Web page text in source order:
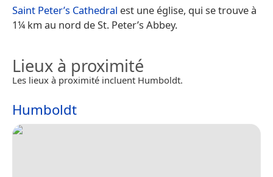
Saint Peter’s Cathedral est une église, qui se trouve à
1¼ km au nord de St. Peter’s Abbey.
Lieux à proximité
Les lieux à proximité incluent Humboldt.
Humboldt